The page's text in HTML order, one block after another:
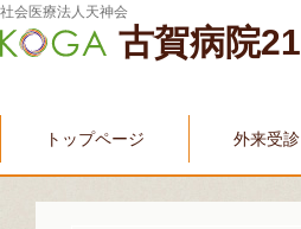
社会医療法人天神会
古賀病院21
トップページ 外来受診